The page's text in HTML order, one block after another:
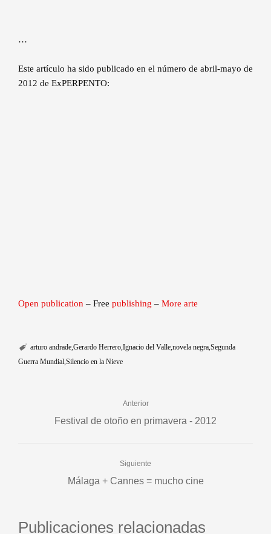
…
Este artículo ha sido publicado en el número de abril-mayo de
2012 de ExPERPENTO:
Open publication – Free publishing – More arte
arturo andrade Gerardo Herrero Ignacio del Valle novela negra Segunda
Guerra Mundial Silencio en la Nieve
Anterior
Festival de otoño en primavera - 2012
Siguiente
Málaga + Cannes = mucho cine
Publicaciones relacionadas